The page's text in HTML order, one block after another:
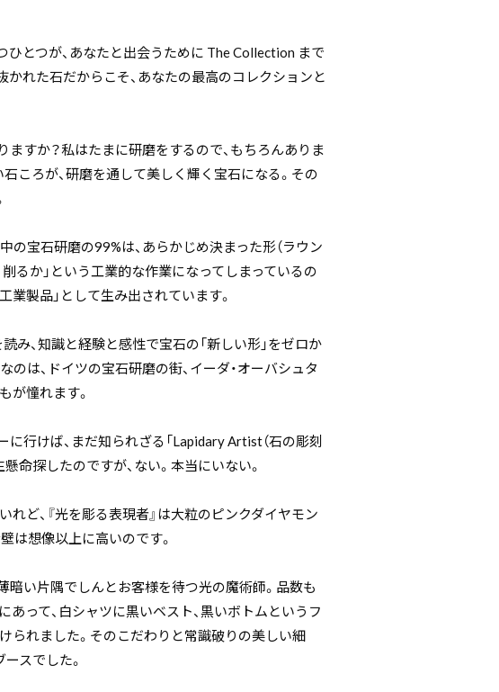
ひとつが、あなたと出会うために The Collection まで
かれた石だからこそ、あなたの最高のコレクションと
すか？私はたまに研磨をするので、もちろんありま
ころが、研磨を通して美しく輝く宝石になる。その
の宝石研磨の99%は、あらかじめ決まった形（ラウン
削るか」という工業的な作業になってしまっているの
業製品」として生み出されています。
み、知識と経験と感性で宝石の「新しい形」をゼロか
のは、ドイツの宝石研磨の街、イーダ・オーバシュタ
が憧れます。
行けば、まだ知られざる「Lapidary Artist（石の彫刻
命探したのですが、ない。本当にいない。
れど、『光を彫る表現者』は大粒のピンクダイヤモン
壁は想像以上に高いのです。
暗い片隅でしんとお客様を待つ光の魔術師。品数も
って、白シャツに黒いベスト、黒いボトムというフ
られました。そのこだわりと常識破りの美しい細
スでした。